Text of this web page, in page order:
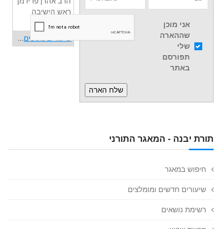
תורת יבנה - המאגר התורני
חיפוש במאגר
שיעורים חדשים ומומלצים
רשימת נושאים
אני מוכן
שההארה
שלי
תפורסם
באתר
ראש הישיבה
שיעורים נוספים...